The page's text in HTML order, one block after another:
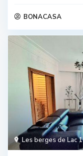
BONACASA
Les berges de Lac 1